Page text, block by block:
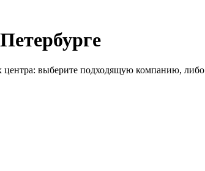
центра: выберите подходящую компанию, либо